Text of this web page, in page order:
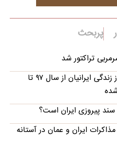
پربحث
تراکتور شد
روایت آماری مسعود نیلی از زندگی ایرانیان از سال ۹۷ تا
سند پیروزی ایران است؟
ایران و عمان در آستانه